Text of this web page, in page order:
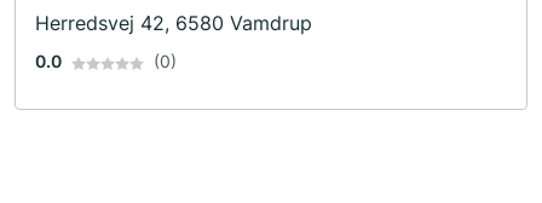
Herredsvej 42, 6580 Vamdrup
0.0 (0)